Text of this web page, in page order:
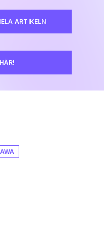
ARTIKELN